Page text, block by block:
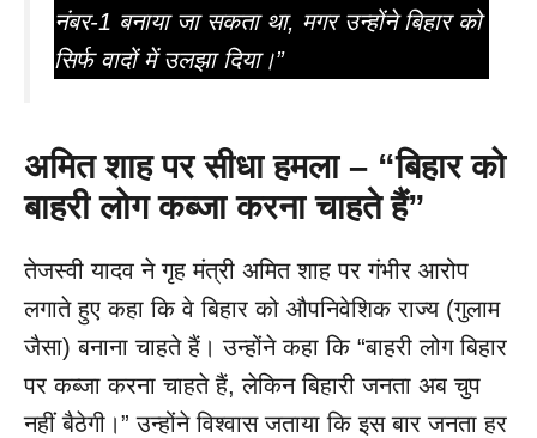
नंबर-1 बनाया जा सकता था, मगर उन्होंने बिहार को
सिर्फ वादों में उलझा दिया।”
अमित शाह पर सीधा हमला – “बिहार को
बाहरी लोग कब्जा करना चाहते हैं”
तेजस्वी यादव ने गृह मंत्री अमित शाह पर गंभीर आरोप
लगाते हुए कहा कि वे बिहार को औपनिवेशिक राज्य (गुलाम
जैसा) बनाना चाहते हैं। उन्होंने कहा कि “बाहरी लोग बिहार
पर कब्जा करना चाहते हैं, लेकिन बिहारी जनता अब चुप
नहीं बैठेगी।” उन्होंने विश्वास जताया कि इस बार जनता हर